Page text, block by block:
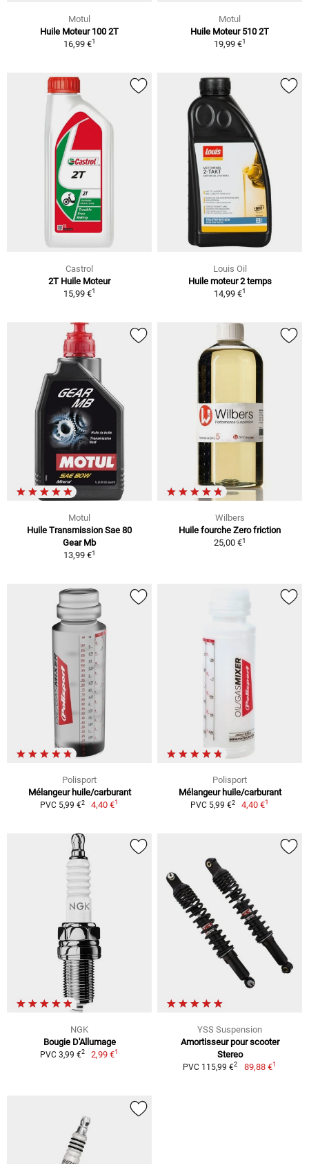
Motul
Huile Moteur 100 2T
16,99 €1
Motul
Huile Moteur 510 2T
19,99 €1
Castrol
2T Huile Moteur
15,99 €1
Louis Oil
Huile moteur 2 temps
14,99 €1
Motul
Huile Transmission Sae 80
Gear Mb
13,99 €1
Wilbers
Huile fourche Zero friction
25,00 €1
Polisport
Mélangeur huile/carburant
PVC 5,99 €2 4,40 €1
Polisport
Mélangeur huile/carburant
PVC 5,99 €2 4,40 €1
NGK
Bougie D'Allumage
PVC 3,99 €2 2,99 €1
YSS Suspension
Amortisseur pour scooter
Stereo
PVC 115,99 €2 89,88 €1